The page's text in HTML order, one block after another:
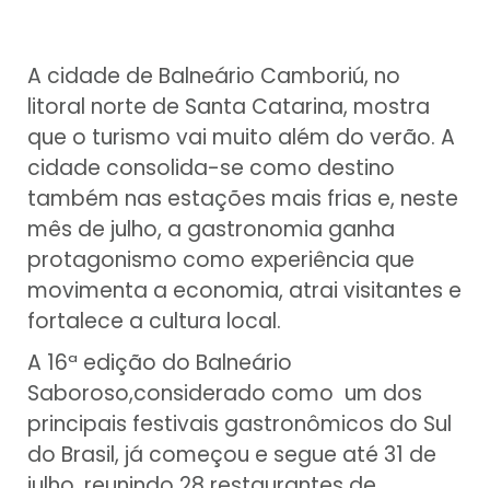
A cidade de Balneário Camboriú, no
litoral norte de Santa Catarina, mostra
que o turismo vai muito além do verão. A
cidade consolida-se como destino
também nas estações mais frias e, neste
mês de julho, a gastronomia ganha
protagonismo como experiência que
movimenta a economia, atrai visitantes e
fortalece a cultura local.
A 16ª edição do Balneário
Saboroso,considerado como um dos
principais festivais gastronômicos do Sul
do Brasil, já começou e segue até 31 de